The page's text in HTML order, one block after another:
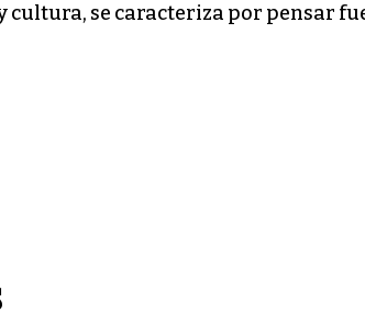
se caracteriza por pensar